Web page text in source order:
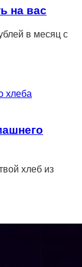
на вас
в месяц с
хлеб из